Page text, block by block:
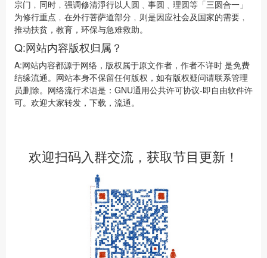
宗门﹐同时﹐强调修清淨行以人圆﹑事圆﹑理圆等「三圆合一」
为修行重点﹐在外行菩萨道部分﹐则是因应社会及国家的需要﹐
推动扶贫，教育，环保与急难救助。
Q:网站内容版权归属？
A:网站内容都源于网络，版权属于原文作者，作者不详时 是免费
结缘流通。网站本身不保留任何版权，如有版权疑问请联系管理
员删除。网络流行术语是：GNU通用公共许可协议-即自由软件许
可。欢迎大家转发，下载，流通。
欢迎扫码入群交流，获取节目更新！